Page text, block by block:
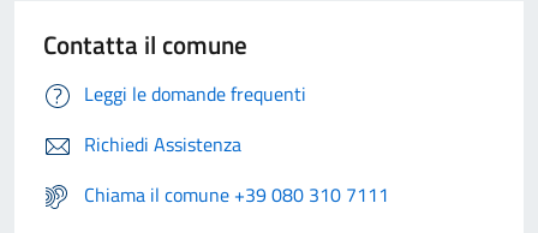
Contatta il comune
Leggi le domande frequenti
Richiedi Assistenza
Chiama il comune +39 080 310 7111